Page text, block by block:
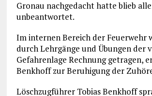
Gronau nachgedacht hatte blieb
unbeantwortet.
Im internen Bereich der Feuerwehr
durch Lehrgänge und Übungen der
Gefahrenlage Rechnung getragen,
Benkhoff zur Beruhigung der
Löschzugführer Tobias Benkhoff